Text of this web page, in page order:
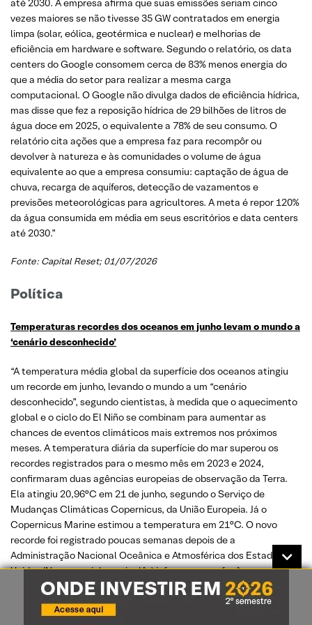
até 2030. A empresa afirma que suas emissões seriam cinco
vezes maiores se não tivesse 35 GW contratados em energia
limpa (solar, eólica, geotérmica e nuclear) e melhorias de
eficiência em hardware e software. Segundo o relatório, os data
centers do Google consomem cerca de 83% menos energia do
que a média do setor para realizar a mesma carga
computacional. O Google não divulga dados de eficiência hídrica,
mas disse que fez a reposição hídrica de 29 bilhões de litros de
água doce em 2025, o equivalente a 78% de seu consumo. O
relatório cita ações que a empresa faz para recompôr ou
devolver à natureza e às comunidades o volume de água
equivalente ao que a empresa consumiu: captação de água de
chuva, recarga de aquíferos, detecção de vazamentos e
previsões meteorológicas para agricultores. A meta é repor 120%
da água consumida em média em seus escritórios e data centers
até 2030.”
Fonte: Capital Reset; 01/07/2026
Política
Temperaturas recordes dos oceanos em junho levam o mundo a
‘cenário desconhecido’
“A temperatura média global da superfície dos oceanos atingiu
um recorde em junho, levando o mundo a um “cenário
desconhecido”, segundo cientistas, à medida que o aquecimento
global e o ciclo do El Niño se combinam para aumentar as
chances de eventos climáticos mais extremos nos próximos
meses. A temperatura diária da superfície do mar superou os
recordes registrados para o mesmo mês em 2023 e 2024,
confirmaram duas agências europeias de observação da Terra.
Ela atingiu 20,96°C em 21 de junho, segundo o Serviço de
Mudanças Climáticas Copernicus, da União Europeia. Já o
Copernicus Marine estimou a temperatura em 21°C. O novo
recorde foi registrado poucas semanas depois de a
Administração Nacional Oceânica e Atmosférica dos Estados
Unidos (Noaa, na sigla em inglês) informar que o fenômeno
climático natural El Niño havia se desenvolvido, com as águas do
Pacífico tropical central e oriental, próximas ao Equador,
tornando-se significativamente mais quentes. “O nível sem